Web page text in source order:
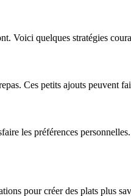
Voici quelques stratégies
Ces petits ajouts peuvent
les préférences
pour créer des plats plus